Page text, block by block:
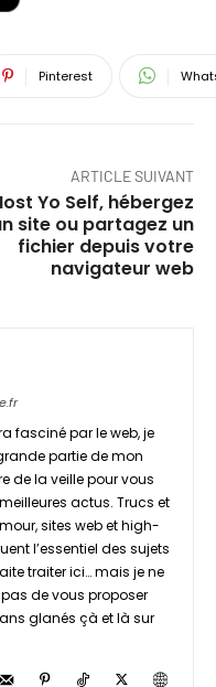
Pinterest
ARTICLE SUIVANT
Yo Self, hébergez
site ou partagez un
fichier depuis votre
navigateur web
fasciné par le web, je
partie de mon
de la veille pour vous
actus. Trucs et
sites web et high-
l’essentiel des sujets
traiter ici… mais je ne
de vous proposer
glanés çà et là sur